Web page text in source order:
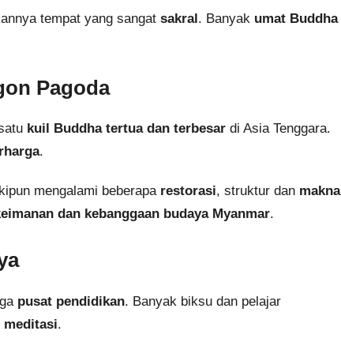
tempat yang sangat sakral. Banyak umat Buddha
Pagoda
kuil Buddha tertua dan terbesar di Asia Tenggara.
.
mengalami beberapa restorasi, struktur dan makna
dan kebanggaan budaya Myanmar.
pusat pendidikan. Banyak biksu dan pelajar
meditasi.